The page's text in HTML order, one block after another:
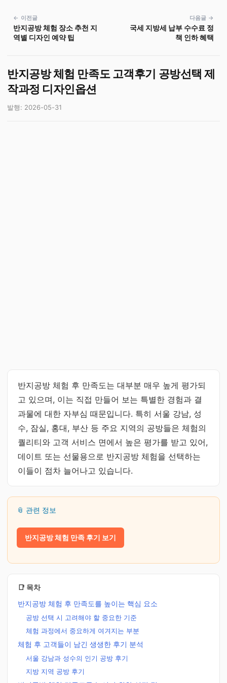
← 이전글
반지공방 체험 장소 추천 지
역별 디자인 예약 팁
다음글 →
국세 지방세 납부 수수료 정
책 인하 혜택
반지공방 체험 만족도 고객후기 공방선택 제
작과정 디자인옵션
발행: 2026-05-31
반지공방 체험 후 만족도는 대부분 매우 높게 평가되
고 있으며, 이는 직접 만들어 보는 특별한 경험과 결
과물에 대한 자부심 때문입니다. 특히 서울 강남, 성
수, 잠실, 홍대, 부산 등 주요 지역의 공방들은 체험의
퀄리티와 고객 서비스 면에서 높은 평가를 받고 있어,
데이트 또는 선물용으로 반지공방 체험을 선택하는
이들이 점차 늘어나고 있습니다.
📎 관련 정보
반지공방 체험 만족 후기 보기
📑 목차
반지공방 체험 후 만족도를 높이는 핵심 요소
공방 선택 시 고려해야 할 중요한 기준
체험 과정에서 중요하게 여겨지는 부분
체험 후 고객들이 남긴 생생한 후기 분석
서울 강남과 성수의 인기 공방 후기
지방 지역 공방 후기